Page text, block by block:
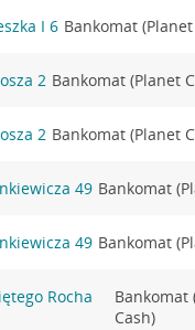
I 6 Bankomat
2 Bankomat (Planet
2 Bankomat (Planet
49 Bankomat
49 Bankomat
Rocha
Bankomat
Cash)